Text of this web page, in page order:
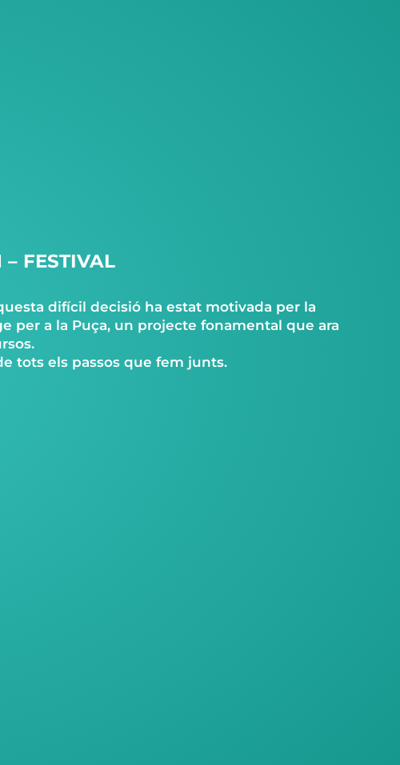
FESTIVAL
difícil decisió ha estat motivada per la
per a la Puça, un projecte fonamental que ara
tots els passos que fem junts.